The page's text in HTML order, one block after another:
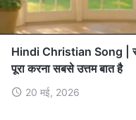
Hindi Christian Song |
पूरा करना सबसे उत्तम बात है
20 मई, 2026